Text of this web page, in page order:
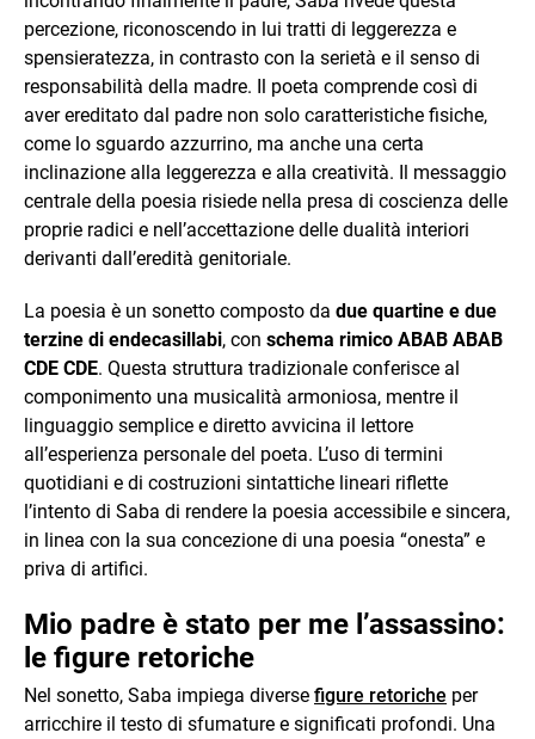
percezione, riconoscendo in lui tratti di leggerezza e
spensieratezza, in contrasto con la serietà e il senso di
responsabilità della madre. Il poeta comprende così di
aver ereditato dal padre non solo caratteristiche fisiche,
come lo sguardo azzurrino, ma anche una certa
inclinazione alla leggerezza e alla creatività. Il messaggio
centrale della poesia risiede nella presa di coscienza delle
proprie radici e nell’accettazione delle dualità interiori
derivanti dall’eredità genitoriale.
La poesia è un sonetto composto da due quartine e due
terzine di endecasillabi, con schema rimico ABAB ABAB
CDE CDE. Questa struttura tradizionale conferisce al
componimento una musicalità armoniosa, mentre il
linguaggio semplice e diretto avvicina il lettore
all’esperienza personale del poeta. L’uso di termini
quotidiani e di costruzioni sintattiche lineari riflette
l’intento di Saba di rendere la poesia accessibile e sincera,
in linea con la sua concezione di una poesia “onesta” e
priva di artifici.
Mio padre è stato per me l’assassino:
le figure retoriche
Nel sonetto, Saba impiega diverse figure retoriche per
arricchire il testo di sfumature e significati profondi. Una